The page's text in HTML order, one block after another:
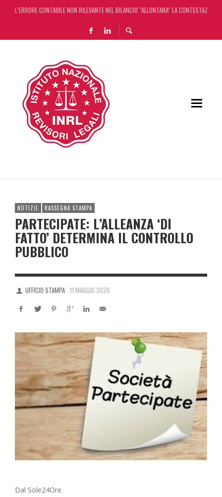
L’ERRORE CONTABILE NON RILEVANTE NEL BILANCIO “ALLONTANA” LA CONTESTAZIONE
DECRETO OMNIBUS: CON IL CONCORDATO UNO ‘SCUDO’ FISCALE DI 4 ANNI
CHIUSURA ESTIVA DELLA RASSEGNA STAMPA INRL: DAL 10 AL 24 AGOSTO
NOTIZIE RASSEGNA STAMPA
PARTECIPATE: L’ALLEANZA ‘DI
FATTO’ DETERMINA IL CONTROLLO
PUBBLICO
UFFICIO STAMPA 11 MAGGIO 2026
Dal Sole24Ore.